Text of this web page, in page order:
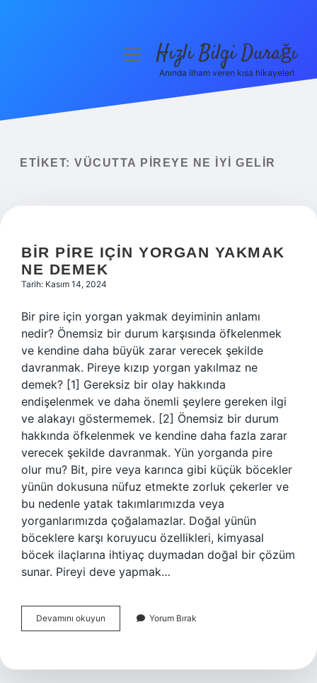
Yasal Uyarı
menüyüHızlı Bilgi Durağı
Anında ilham veren kısa hikayeler!
ETIKET: VÜCUTTA PIREYE NE IYI GELIR
BIR PIRE IÇIN YORGAN YAKMAK
NE DEMEK
Tarih: Kasım 14, 2024
Bir pire için yorgan yakmak deyiminin anlamı
nedir? Önemsiz bir durum karşısında öfkelenmek
ve kendine daha büyük zarar verecek şekilde
davranmak. Pireye kızıp yorgan yakılmaz ne
demek? [1] Gereksiz bir olay hakkında
endişelenmek ve daha önemli şeylere gereken ilgi
ve alakayı göstermemek. [2] Önemsiz bir durum
hakkında öfkelenmek ve kendine daha fazla zarar
verecek şekilde davranmak. Yün yorganda pire
olur mu? Bit, pire veya karınca gibi küçük böcekler
yünün dokusuna nüfuz etmekte zorluk çekerler ve
bu nedenle yatak takımlarımızda veya
yorganlarımızda çoğalamazlar. Doğal yünün
böceklere karşı koruyucu özellikleri, kimyasal
böcek ilaçlarına ihtiyaç duymadan doğal bir çözüm
sunar. Pireyi deve yapmak…
Devamını okuyun
Pire
Yakmak
Yorum Bırak